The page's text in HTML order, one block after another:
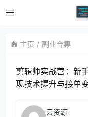
主页 副业合集
剪辑师实战营：新
现技术提升与接单
云资源